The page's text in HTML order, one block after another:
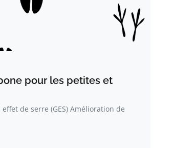
pour les petites et
de serre (GES) Amélioration de